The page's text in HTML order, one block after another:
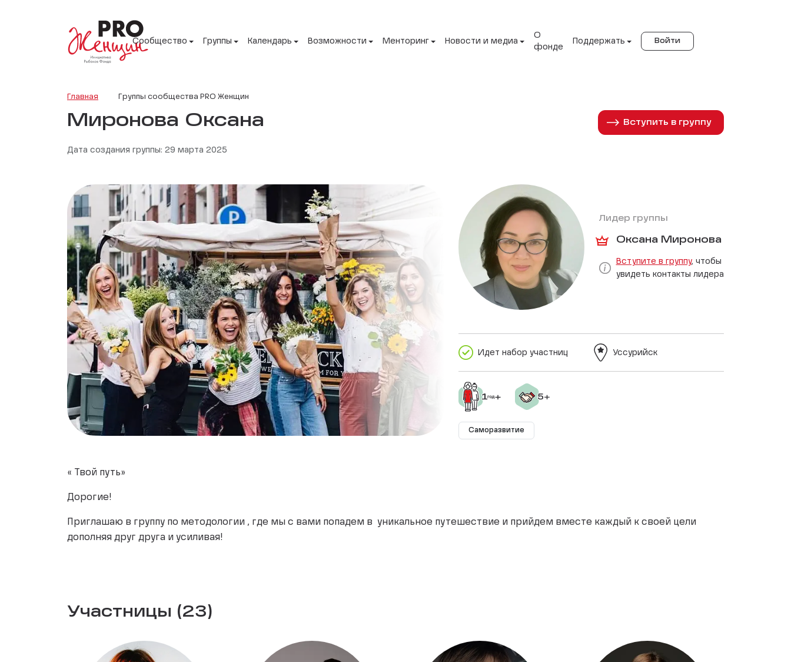
Сообщество Группы Календарь Возможности Менторинг Новости и медиа
О
фонде
Поддержать Войти
Главная Группы сообщества PRO Женщин
Миронова Оксана Вступить в группу
Дата создания группы: 29 марта 2025
Лидер группы
Оксана Миронова
Вступите в группу, чтобы
увидеть контакты лидера
Идет набор участниц Уссурийск
Саморазвитие
« Твой путь»
Дорогие!
Приглашаю в группу по методологии , где мы с вами попадем в уникальное путешествие и прийдем вместе каждый к своей цели
дополняя друг друга и усиливая!
Участницы (23)